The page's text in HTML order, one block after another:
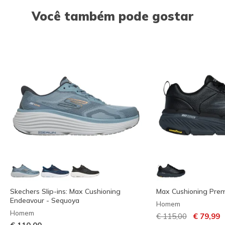
Você também pode gostar
Skechers Slip-ins: Max Cushioning
Endeavour - Sequoya
Homem
Max Cushioning
Homem
Preço com
€ 115,00para
€ 79,99